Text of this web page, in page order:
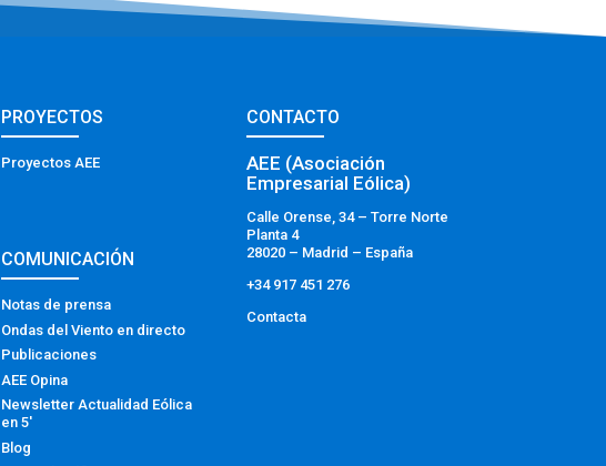
PROYECTOS
Proyectos AEE
COMUNICACIÓN
Notas de prensa
Ondas del Viento en directo
Publicaciones
AEE Opina
Newsletter Actualidad Eólica
en 5′
Blog
CONTACTO
AEE (Asociación
Empresarial Eólica)
Calle Orense, 34 – Torre Norte
Planta 4
28020 – Madrid – España
+34 917 451 276
Contacta